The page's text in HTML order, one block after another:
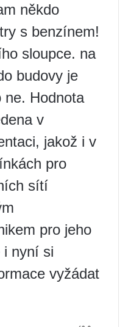
někdo
s benzínem!
sloupce. na
budovy je
ne. Hodnota
v
jakož i v
pro
sítí
pro jeho
i nyní si
vyžádat